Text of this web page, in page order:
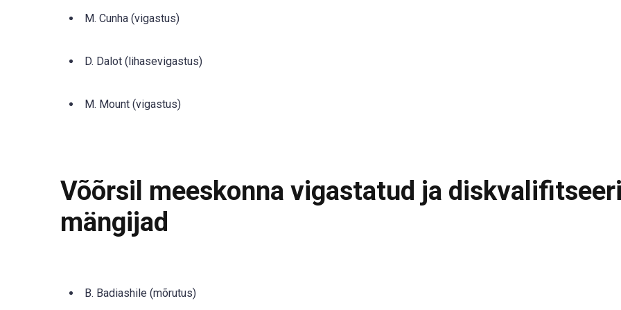
M. Cunha (vigastus)
D. Dalot (lihasevigastus)
M. Mount (vigastus)
Võõrsil meeskonna vigastatud ja
mängijad
B. Badiashile (mõrutus)